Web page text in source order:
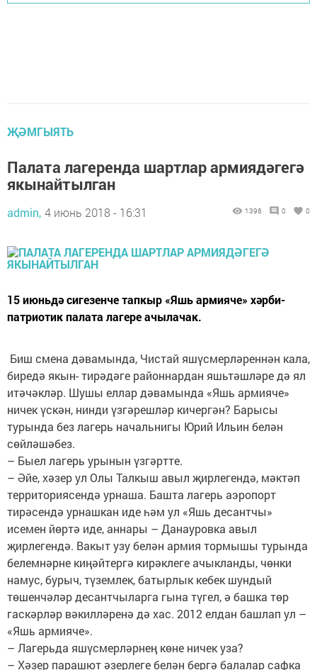
ҖӘМГЫЯТЬ
Палата лагеренда шартлар армиядәгегә
якынайтылган
admin, 4 июнь 2018 - 16:31 1396 0 0
15 июньдә сигезенче тапкыр «Яшь армияче» хәрби-
патриотик палата лагере ачылачак.
Биш смена дәвамында, Чистай яшүсмерләреннән кала,
биредә якын- тирәдәге районнардан яшьтәшләре дә ял
итәчәкләр. Шушы еллар дәвамында «Яшь армияче»
ничек үскән, нинди үзгәрешләр кичергән? Барысы
турында без лагерь начальнигы Юрий Ильин белән
сөйләшәбез.
– Быел лагерь урынын үзгәртте.
– Әйе, хәзер ул Олы Талкыш авыл җирлегендә, мәктәп
территориясендә урнаша. Башта лагерь аэро­порт
тирәсендә урнашкан иде һәм ул «Яшь десантчы»
исемен йөртә иде, аннары – Данауровка авыл
җирлегендә. Вакыт узу белән армия тормышы турында
белемнәрне киңәйтергә кирәклеге ачык­ланды, чөнки
намус, бурыч, түземлек, батырлык кебек шундый
төшенчәләр десантчыларга гына түгел, ә башка төр
гаскәрләр вәкилләренә дә хас. 2012 елдан башлап ул –
«Яшь армияче».
– Лагерьда яшүсмер­ләрнең көне ничек уза?
– Хәзер парашют әзерлеге белән бергә балалар сафка